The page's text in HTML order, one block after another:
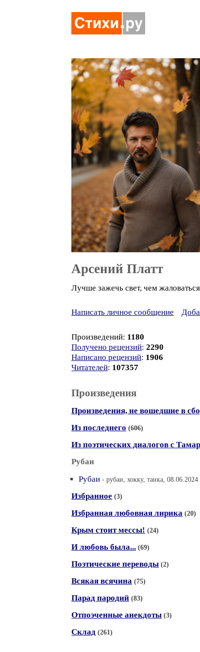
Арсений Платт
Лучше зажечь свет, чем
Написать личное сообщение
Произведений: 1180
Получено рецензий: 2290
Написано рецензий: 1906
Читателей: 107357
Произведения
Произведения, не вошедшие в
Из последнего (606)
Из поэтических диалогов с
Рубаи
Рубаи - рубаи, хокку, танка, 08.06.2024
Избранное (3)
Избранная любовная лирика (20)
Крым стоит мессы! (24)
И любовь была... (69)
Поэтические переводы (2)
Всякая всячина (75)
Парад пародий (83)
Отпоэченные анекдоты (3)
Склад (261)